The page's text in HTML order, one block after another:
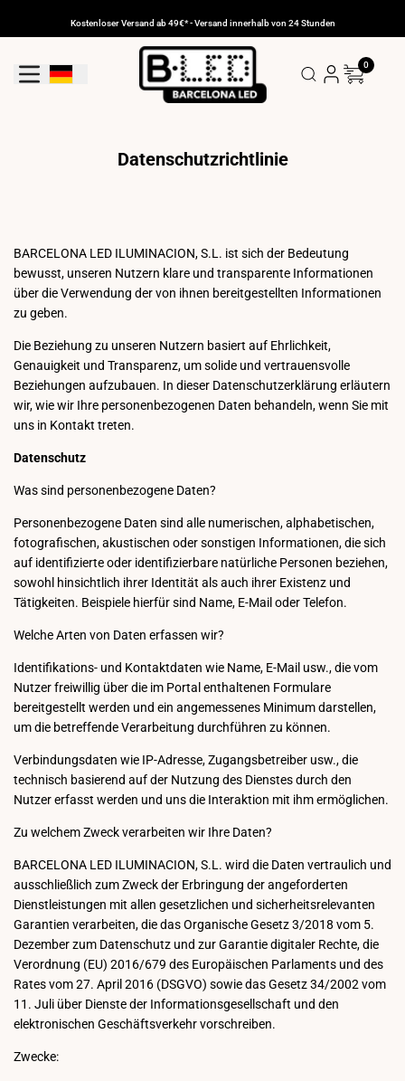
Kostenloser Versand ab 49€* - Versand innerhalb von 24 Stunden
Geolokalisierungs-Schaltfläche: Deutschland
0
Datenschutzrichtlinie
BARCELONA LED ILUMINACION, S.L. ist sich der Bedeutung
bewusst, unseren Nutzern klare und transparente Informationen
über die Verwendung der von ihnen bereitgestellten Informationen
zu geben.
Die Beziehung zu unseren Nutzern basiert auf Ehrlichkeit,
Genauigkeit und Transparenz, um solide und vertrauensvolle
Beziehungen aufzubauen. In dieser Datenschutzerklärung erläutern
wir, wie wir Ihre personenbezogenen Daten behandeln, wenn Sie mit
uns in Kontakt treten.
Datenschutz
Was sind personenbezogene Daten?
Personenbezogene Daten sind alle numerischen, alphabetischen,
fotografischen, akustischen oder sonstigen Informationen, die sich
auf identifizierte oder identifizierbare natürliche Personen beziehen,
sowohl hinsichtlich ihrer Identität als auch ihrer Existenz und
Tätigkeiten. Beispiele hierfür sind Name, E-Mail oder Telefon.
Welche Arten von Daten erfassen wir?
Identifikations- und Kontaktdaten wie Name, E-Mail usw., die vom
Nutzer freiwillig über die im Portal enthaltenen Formulare
bereitgestellt werden und ein angemessenes Minimum darstellen,
um die betreffende Verarbeitung durchführen zu können.
Verbindungsdaten wie IP-Adresse, Zugangsbetreiber usw., die
technisch basierend auf der Nutzung des Dienstes durch den
Nutzer erfasst werden und uns die Interaktion mit ihm ermöglichen.
Zu welchem Zweck verarbeiten wir Ihre Daten?
BARCELONA LED ILUMINACION, S.L. wird die Daten vertraulich und
ausschließlich zum Zweck der Erbringung der angeforderten
Dienstleistungen mit allen gesetzlichen und sicherheitsrelevanten
Garantien verarbeiten, die das Organische Gesetz 3/2018 vom 5.
Dezember zum Datenschutz und zur Garantie digitaler Rechte, die
Verordnung (EU) 2016/679 des Europäischen Parlaments und des
Rates vom 27. April 2016 (DSGVO) sowie das Gesetz 34/2002 vom
11. Juli über Dienste der Informationsgesellschaft und den
elektronischen Geschäftsverkehr vorschreiben.
Zwecke: